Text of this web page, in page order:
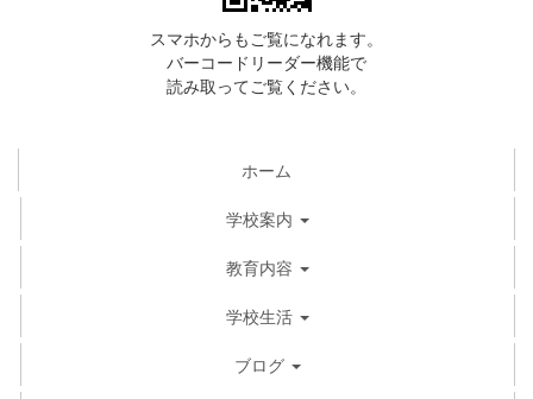
スマホからもご覧になれます。
バーコードリーダー機能で
読み取ってご覧ください。
ホーム
学校案内
教育内容
学校生活
ブログ